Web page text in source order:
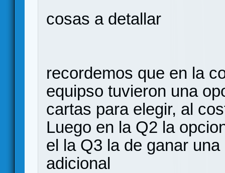
cosas a detallar
recordemos que en la
equipso tuvieron una
cartas para elegir, al
Luego en la Q2 la
el la Q3 la de ganar
adicional